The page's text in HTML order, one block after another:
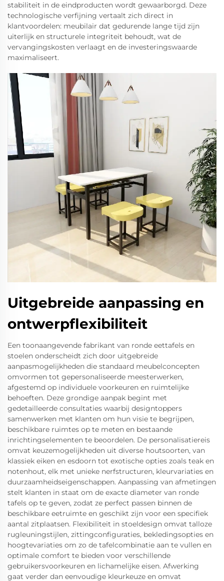
stabiliteit in de eindproducten wordt gewaarborgd. Deze
technologische verfijning vertaalt zich direct in
klantvoordelen: meubilair dat gedurende lange tijd zijn
uiterlijk en structurele integriteit behoudt, wat de
vervangingskosten verlaagt en de investeringswaarde
maximaliseert.
Uitgebreide aanpassing en
ontwerpflexibiliteit
Een toonaangevende fabrikant van ronde eettafels en
stoelen onderscheidt zich door uitgebreide
aanpasmogelijkheden die standaard meubelconcepten
omvormen tot gepersonaliseerde meesterwerken,
afgestemd op individuele voorkeuren en ruimtelijke
behoeften. Deze grondige aanpak begint met
gedetailleerde consultaties waarbij designtoppers
samenwerken met klanten om hun visie te begrijpen,
beschikbare ruimtes op te meten en bestaande
inrichtingselementen te beoordelen. De personalisatiereis
omvat keuzemogelijkheden uit diverse houtsoorten, van
klassiek eiken en esdoorn tot exotische opties zoals teak en
notenhout, elk met unieke nerfstructuren, kleurvariaties en
duurzaamheidseigenschappen. Aanpassing van afmetingen
stelt klanten in staat om de exacte diameter van ronde
tafels op te geven, zodat ze perfect passen binnen de
beschikbare eetruimte en geschikt zijn voor een specifiek
aantal zitplaatsen. Flexibiliteit in stoeldesign omvat talloze
rugleuningstijlen, zittingconfiguraties, bekledingsopties en
hoogtevariaties om zo de tafelcombinatie aan te vullen en
optimale comfort te bieden voor verschillende
gebruikersvoorkeuren en lichamelijke eisen. Afwerking
gaat verder dan eenvoudige kleurkeuze en omvat